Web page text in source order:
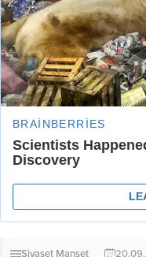
Siyaset Manşet